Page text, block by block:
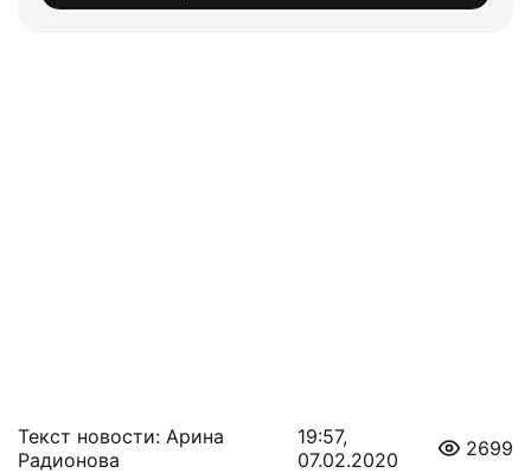
Текст новости: Арина
Радионова
19:57,
07.02.2020
2699